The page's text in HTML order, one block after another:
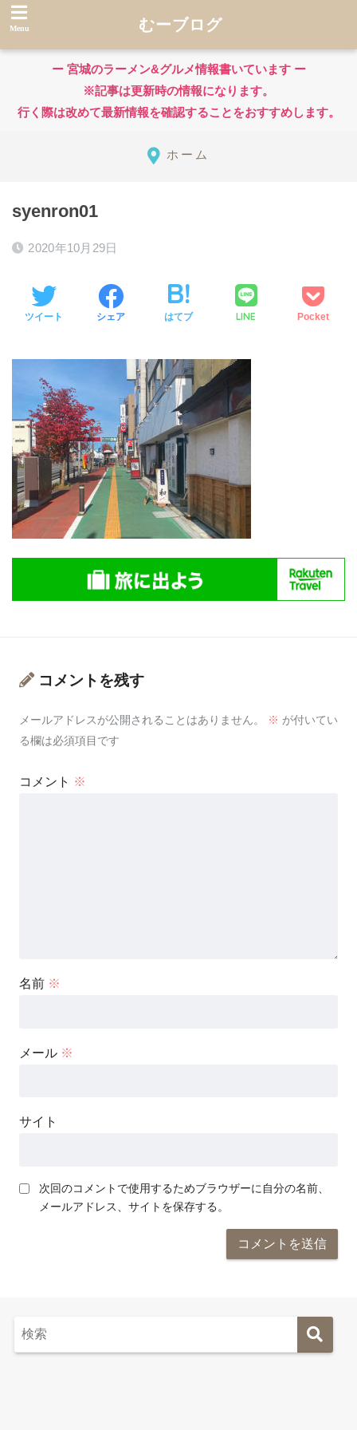
むーブログ
ー 宮城のラーメン&グルメ情報書いています ー
※記事は更新時の情報になります。
行く際は改めて最新情報を確認することをおすすめします。
ホーム
syenron01
2020年10月29日
ツイート シェア はてブ LINE Pocket
コメントを残す
メールアドレスが公開されることはありません。 ※ が付いてい
る欄は必須項目です
コメント ※
名前 ※
メール ※
サイト
次回のコメントで使用するためブラウザーに自分の名前、
メールアドレス、サイトを保存する。